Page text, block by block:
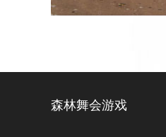
森林舞会游戏